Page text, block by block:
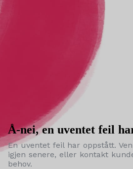
Å-nei, en uventet feil
En uventet feil har oppstått.
igjen senere, eller kontakt
behov.